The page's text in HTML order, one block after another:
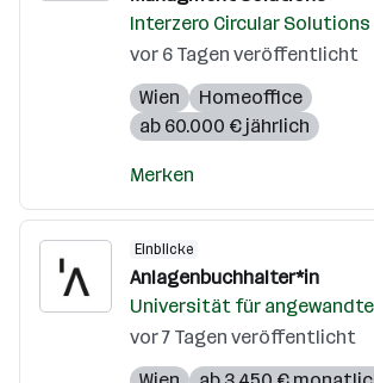
Interzero Circular Solutions
vor 6 Tagen veröffentlicht
Wien
Homeoffice
ab 60.000 € jährlich
Merken
Einblicke
Anlagenbuchhalter*in
Universität für angewandte
vor 7 Tagen veröffentlicht